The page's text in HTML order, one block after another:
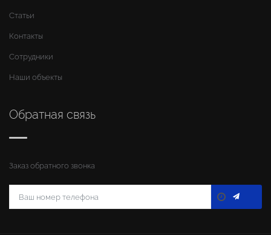
Статьи
Контакты
Сотрудники
Наши объекты
Обратная связь
Заказ обратного звонка